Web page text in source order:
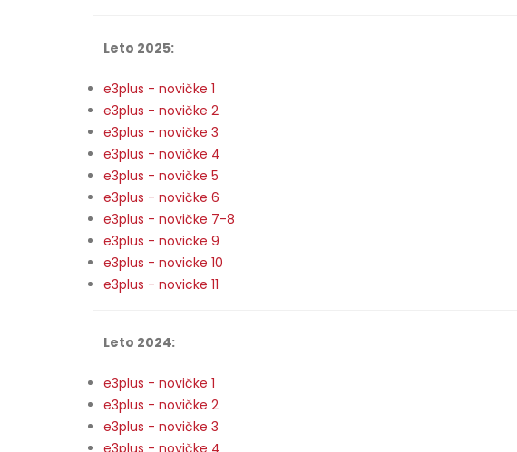
Leto 2025:
e3plus - novičke 1
e3plus - novičke 2
e3plus - novičke 3
e3plus - novičke 4
e3plus - novičke 5
e3plus - novičke 6
e3plus - novičke 7-8
e3plus - novicke 9
e3plus - novicke 10
e3plus - novicke 11
Leto 2024:
e3plus - novičke 1
e3plus - novičke 2
e3plus - novičke 3
e3plus - novičke 4